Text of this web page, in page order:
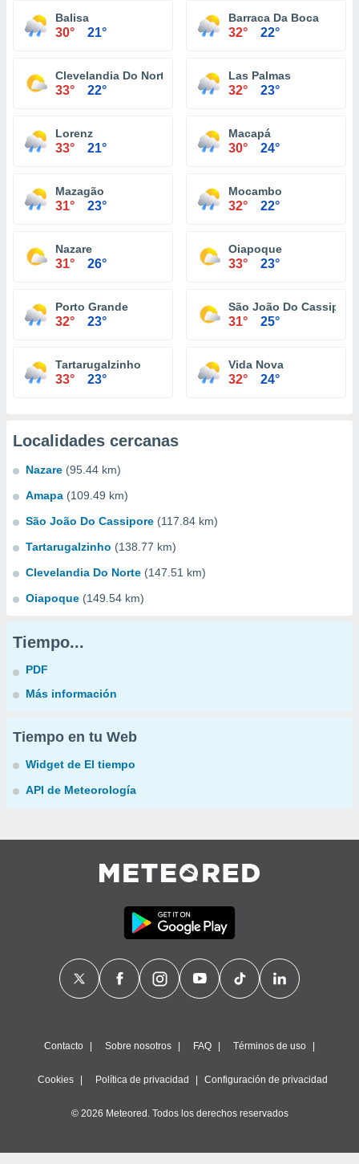
Balisa
30° 21°
Barraca Da Boca
32° 22°
Clevelandia Do Norte
33° 22°
Las Palmas
32° 23°
Lorenz
33° 21°
Macapá
30° 24°
Mazagão
31° 23°
Mocambo
32° 22°
Nazare
31° 26°
Oiapoque
33° 23°
Porto Grande
32° 23°
São João Do Cassipore
31° 25°
Tartarugalzinho
33° 23°
Vida Nova
32° 24°
Localidades cercanas
Nazare (95.44 km)
Amapa (109.49 km)
São João Do Cassipore (117.84 km)
Tartarugalzinho (138.77 km)
Clevelandia Do Norte (147.51 km)
Oiapoque (149.54 km)
Tiempo...
PDF
Más información
Tiempo en tu Web
Widget de El tiempo
API de Meteorología
Contacto Sobre nosotros FAQ Términos de uso
Cookies Política de privacidad Configuración de privacidad
© 2026 Meteored. Todos los derechos reservados